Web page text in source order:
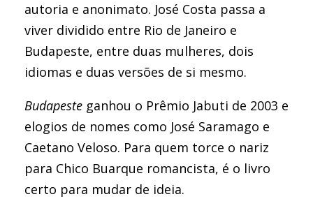
autoria e anonimato. José Costa passa a
viver dividido entre Rio de Janeiro e
Budapeste, entre duas mulheres, dois
idiomas e duas versões de si mesmo.
Budapeste ganhou o Prêmio Jabuti de 2003 e
elogios de nomes como José Saramago e
Caetano Veloso. Para quem torce o nariz
para Chico Buarque romancista, é o livro
certo para mudar de ideia.